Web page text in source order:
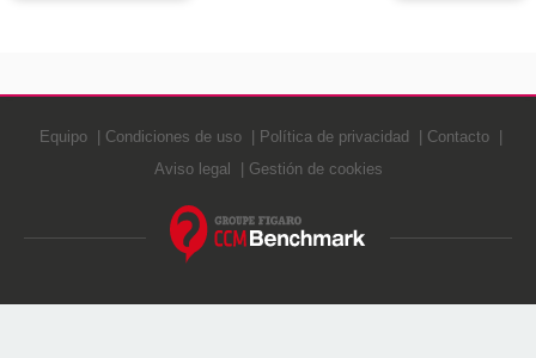
Equipo Condiciones de uso Política de privacidad
Contacto
Aviso legal
Gestión de cookies